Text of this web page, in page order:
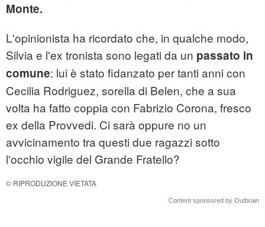
Monte.
L'opinionista ha ricordato che, in qualche modo,
Silvia e l'ex tronista sono legati da un passato in
comune: lui è stato fidanzato per tanti anni con
Cecilia Rodriguez, sorella di Belen, che a sua
volta ha fatto coppia con Fabrizio Corona, fresco
ex della Provvedi. Ci sarà oppure no un
avvicinamento tra questi due ragazzi sotto
l'occhio vigile del Grande Fratello?
© RIPRODUZIONE VIETATA
Content sponsored by Outbrain